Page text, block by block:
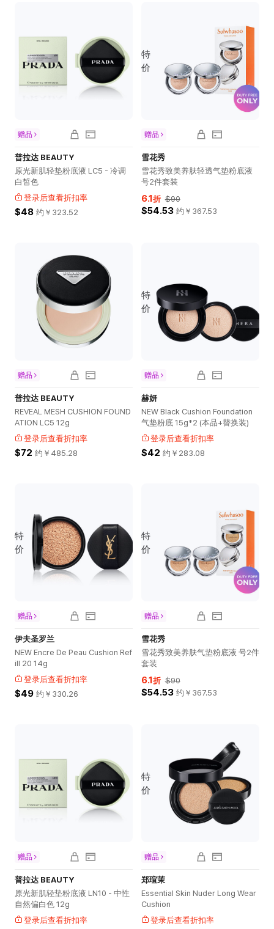
普拉达 BEAUTY
原光新肌轻垫粉底液 LC5 - 冷调
白皙色
登录后查看折扣率
$48 约￥ 323.52
赠品
特
价
雪花秀
雪花秀致美养肤轻透气垫粉底液
号2件套装
6.1折 $90
$54.53 约￥ 367.53
赠品
普拉达 BEAUTY
REVEAL MESH CUSHION FOUND
ATION LC5 12g
登录后查看折扣率
$72 约￥ 485.28
赠品
特
价
赫妍
NEW Black Cushion Foundation
气垫粉底 15g*2 (本品+替换装)
登录后查看折扣率
$42 约￥ 283.08
赠品
特
价
伊夫圣罗兰
NEW Encre De Peau Cushion Ref
ill 20 14g
登录后查看折扣率
$49 约￥ 330.26
赠品
特
价
雪花秀
雪花秀致美养肤气垫粉底液 号2件
套装
6.1折 $90
$54.53 约￥ 367.53
赠品
普拉达 BEAUTY
原光新肌轻垫粉底液 LN10 - 中性
自然偏白色 12g
登录后查看折扣率
赠品
特
价
郑瑄茉
Essential Skin Nuder Long Wear
Cushion
登录后查看折扣率
赠品